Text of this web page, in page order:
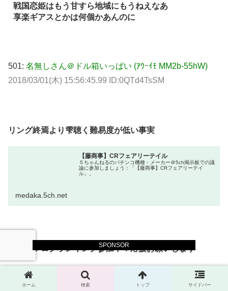
SPONSOR
戦国恋姫はもう甘すら地域にもうねえなあ
享楽ギアスとかは何個かあんのに
501: 名無しさん＠ドル箱いっぱい (ｱｳｰｲﾓ MM2b-55hW)
2018/03/01(木) 15:56:45.99 ID:0QTd4TsSM
リング終焉より雫聴く難易度が低い事実
【藤商事】CRフェアリーテイル
５ちゃんねるのパチンコ機種・メーカー＠5ch掲示板での議
論に参加しましょう：「【藤商事】CRフェアリーテイ
ル」。
medaka.5ch.net
ブログランキング参加中！応援お願いします
にほんブログ村
ホーム 検索 トップ サイドバー